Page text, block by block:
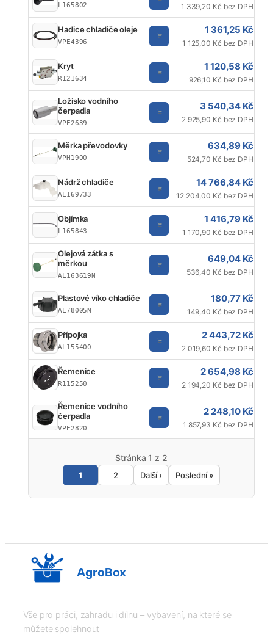
L165802 1 339,20 Kč bez DPH
Hadice chladiče oleje
VPE4396
1 361,25 Kč
1 125,00 Kč bez DPH
Kryt
R121634
1 120,58 Kč
926,10 Kč bez DPH
Ložisko vodního
čerpadla
VPE2639
3 540,34 Kč
2 925,90 Kč bez DPH
Měrka převodovky
VPH1900
634,89 Kč
524,70 Kč bez DPH
Nádrž chladiče
AL169733
14 766,84 Kč
12 204,00 Kč bez DPH
Objímka
L165843
1 416,79 Kč
1 170,90 Kč bez DPH
Olejová zátka s
měrkou
AL163619N
649,04 Kč
536,40 Kč bez DPH
Plastové víko chladiče
AL78005N
180,77 Kč
149,40 Kč bez DPH
Přípojka
AL155400
2 443,72 Kč
2 019,60 Kč bez DPH
Řemenice
R115250
2 654,98 Kč
2 194,20 Kč bez DPH
Řemenice vodního
čerpadla
VPE2820
2 248,10 Kč
1 857,93 Kč bez DPH
Stránka 1 z 2
1 2 Další › Poslední »
AgroBox
Vše pro práci, zahradu i dílnu – vybavení, na které se
můžete spolehnout